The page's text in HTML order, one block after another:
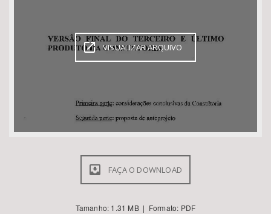
VISUALIZAR ARQUIVO
FAÇA O DOWNLOAD
Tamanho: 1.31 MB | Formato: PDF